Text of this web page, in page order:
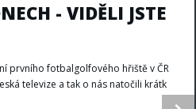
- VIDĚLI JSTE
prvního fotbalgolfového hřiště v ČR
televize a tak o nás natočili krátk